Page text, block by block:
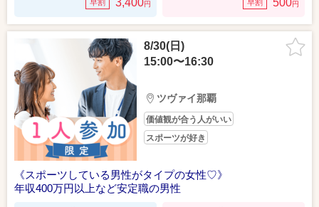
早割 3,400円 早割 500円
8/30(日)
15:00〜16:30
ツヴァイ那覇
価値観が合う人がいい
スポーツが好き
《スポーツしている男性がタイプの女性♡》
年収400万円以上など安定職の男性